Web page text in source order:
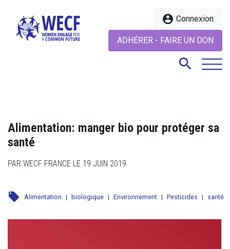
account_circle Connexion
ADHÉRER - FAIRE UN DON
search
Alimentation: manger bio pour protéger sa
santé
PAR WECF FRANCE LE 19 JUIN 2019
local_offer Alimentation | biologique | Environnement | Pesticides | santé